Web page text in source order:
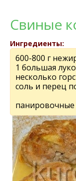
Свиные
Ингредиенты:
600-800 г
1 большая
несколько
соль и перец
панировочные